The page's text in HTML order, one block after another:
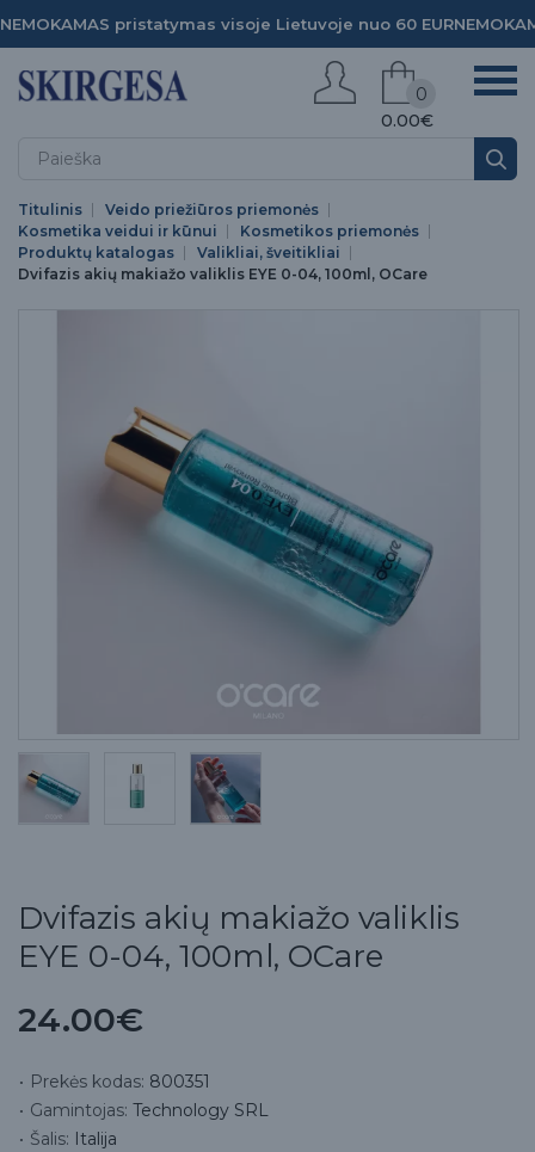
NEMOKAMAS pristatymas visoje Lietuvoje nuo 60 EUR
0.00€
0
Titulinis
Veido priežiūros priemonės
Kosmetika veidui ir kūnui
Kosmetikos priemonės
Produktų katalogas
Valikliai, šveitikliai
Dvifazis akių makiažo valiklis EYE 0-04, 100ml, OCare
Dvifazis akių makiažo valiklis
EYE 0-04, 100ml, OCare
24.00€
Prekės kodas: 800351
Gamintojas: Technology SRL
Šalis: Italija